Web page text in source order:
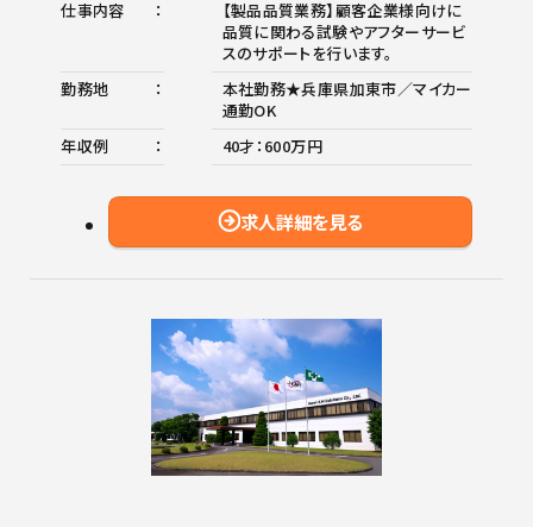
仕事内容
【製品品質業務】顧客企業様向けに
品質に関わる試験やアフターサービ
スのサポートを行います。
勤務地
本社勤務★兵庫県加東市／マイカー
通勤OK
年収例
40才：600万円
求人詳細を見る